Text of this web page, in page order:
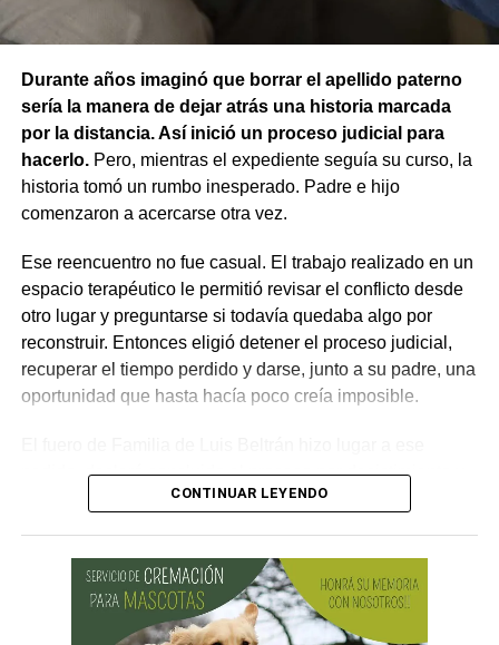
reclamos continúa habilitada la línea gratuita 0800-222-
9742, de lunes a viernes de 8 a 17.
un animal causa lesiones a una persona por falta de
cuidados de su dueño. En este caso, el daño recayó
resultaba aplicable.
El fallo aclaró que el archivo de la causa
contravencional no impide que el dueño del perro
lesionado reclame por la vía civil una indemnización
por los daños que considere haber sufrido.
Durante años imaginó que borrar el apellido paterno
sería la manera de dejar atrás una historia marcada
por la distancia. Así inició un proceso judicial para
hacerlo.Pero, mientras el expediente seguía su curso, la
historia tomó un rumbo inesperado. Padre e hijo
comenzaron a acercarse otra vez.
Ese reencuentro no fue casual. El trabajo realizado en un
espacio terapéutico le permitió revisar el conflicto desde
otro lugar y preguntarse si todavía quedaba algo por
reconstruir. Entonces eligió detener el proceso judicial,
recuperar el tiempo perdido y darse, junto a su padre, una
oportunidad que hasta hacía poco creía imposible.
pedido, declaró concluido el proceso por desistimiento y
ordenó el archivo de las actuaciones. La jueza consideró
El joven había promovido la acción para solicitar la
supresión de su apellido paterno. Durante la etapa inicial
CONTINUAR LEYENDO